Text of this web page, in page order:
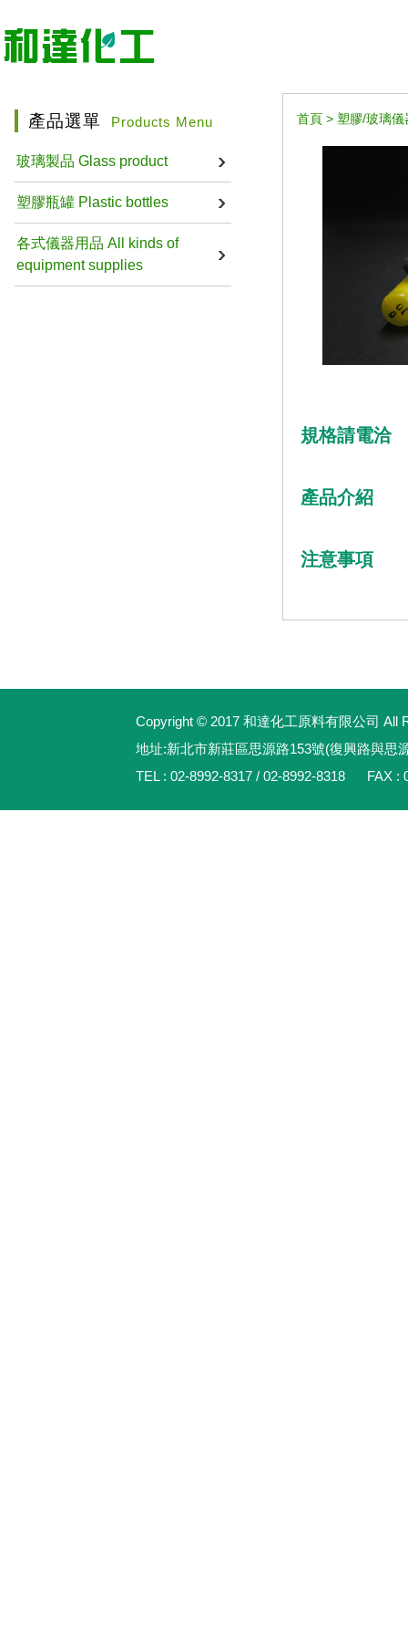
產品選單 Products Menu
玻璃製品 Glass product
塑膠瓶罐 Plastic bottles
各式儀器用品 All kinds of
equipment supplies
首頁 > 塑膠/玻璃
規格請電洽
產品介紹
注意事項
Copyright © 2017 和達化工原料有限公司 All
地址:新北市新莊區思源路153號(復興路與思
TEL : 02-8992-8317 / 02-8992-8318 FAX :